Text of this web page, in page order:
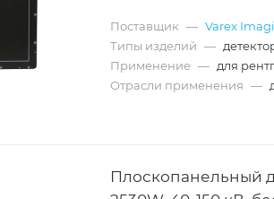
Поставщик — Varex
Типы изделий —
Применение — для
Отрасли применения —
Плоскопанельный